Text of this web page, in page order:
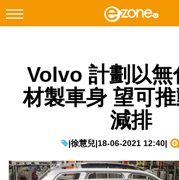
Facebook Instagram
科技焦點
教學評測
Volvo 計劃以無
材製車身 望可
減排
|徐慧兒|18-06-2021 12:40|